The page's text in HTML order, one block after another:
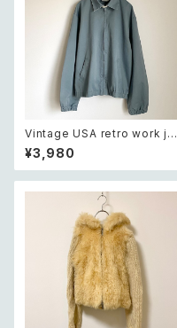
Vintage USA retro work jac
ket レトロ アメリカ ヴィンテー
ジ 古着 ワーク ジャケット レデ
ィース
¥3,980